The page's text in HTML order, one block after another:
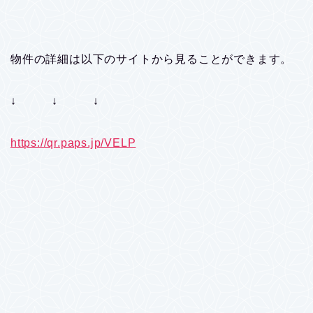
物件の詳細は以下のサイトから見ることができます。
↓ ↓ ↓
https://qr.paps.jp/VELP